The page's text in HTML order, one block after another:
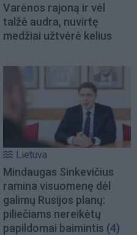
Varėnos rajoną ir vėl
talžė audra, nuvirtę
medžiai užtvėrė kelius
Lietuva
Mindaugas Sinkevičius
ramina visuomenę dėl
galimų Rusijos planų:
piliečiams nereikėtų
papildomai baimintis (4)